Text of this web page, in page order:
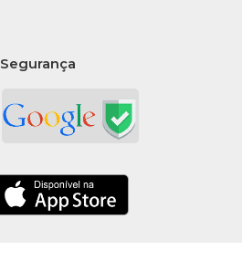
Segurança